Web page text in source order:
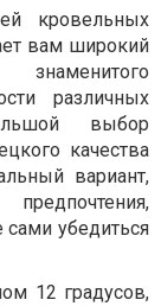
кровельных
вам широкий
знаменитого
различных
выбор
качества
вариант,
убедиться
12 градусов,